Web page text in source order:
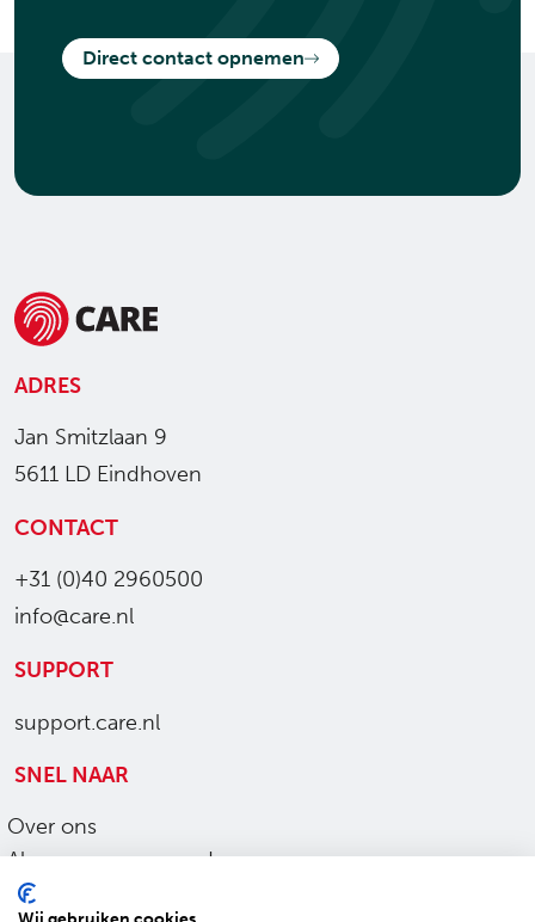
Direct contact opnemen
ADRES
Jan Smitzlaan 9
5611 LD Eindhoven
CONTACT
+31 (0)40 2960500
info@care.nl
SUPPORT
support.care.nl
SNEL NAAR
Over ons
Algemene voorwaarden
Ons werk